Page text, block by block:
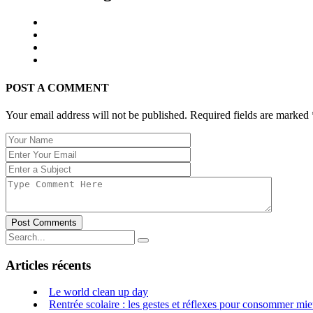
POST A COMMENT
Your email address will not be published. Required fields are marked
Post Comments
Articles récents
Le world clean up day
Rentrée scolaire : les gestes et réflexes pour consommer